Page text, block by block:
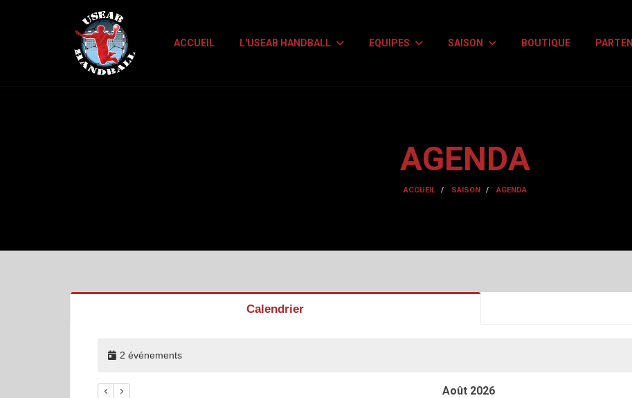
ACCUEIL L'USEAB HANDBALL EQUIPES SAISON BOUTIQUE
AGENDA
ACCUEIL SAISON AGENDA
Calendrier
2 événements
Août 2026